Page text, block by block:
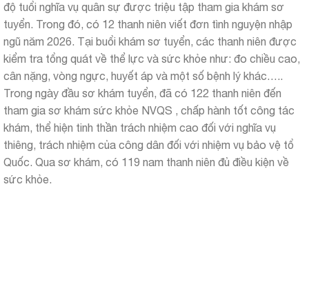
độ tuổi nghĩa vụ quân sự được triệu tập tham gia khám sơ
tuyển. Trong đó, có 12 thanh niên viết đơn tình nguyện nhập
ngũ năm 2026. Tại buổi khám sơ tuyển, các thanh niên được
kiểm tra tổng quát về thể lực và sức khỏe như: đo chiều cao,
cân nặng, vòng ngực, huyết áp và một số bệnh lý khác…..
Trong ngày đầu sơ khám tuyển, đã có 122 thanh niên đến
tham gia sơ khám sức khỏe NVQS , chấp hành tốt công tác
khám, thể hiện tinh thần trách nhiệm cao đối với nghĩa vụ
thiêng, trách nhiệm của công dân đối với nhiệm vụ bảo vệ tổ
Quốc. Qua sơ khám, có 119 nam thanh niên đủ điều kiện về
sức khỏe.